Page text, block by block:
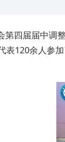
四届届中调
表120余人参